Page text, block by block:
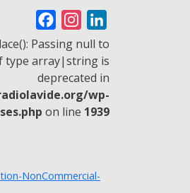
a
c
e
b
o
n
s
t
a
g
m
i
n
k
e
d
Passing null to
type array|string is
deprecated in
wp-
on line 1939
NonCommercial-